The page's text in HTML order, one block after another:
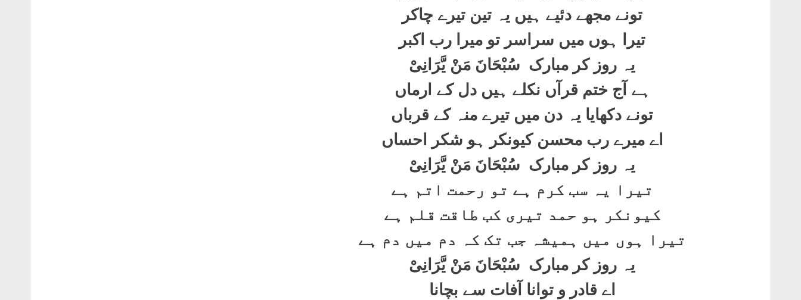
تونے مجھے دئیے ہیں یہ تین تیرے چاکر
تیرا ہوں میں سراسر تو میرا رب اکبر
یہ روز کر مبارک سُبْحَانَ مَنْ یَّرَانِیْ
ہے آج ختم قرآں نکلے ہیں دل کے ارماں
تونے دکھایا یہ دن میں تیرے منہ کے قرباں
اے میرے رب محسن کیونکر ہو شکر احساں
یہ روز کر مبارک سُبْحَانَ مَنْ یَّرَانِیْ
تیرا یہ سب کرم ہے تو رحمت اتم ہے
کیونکر ہو حمد تیری کب طاقت قلم ہے
تیرا ہوں میں ہمیشہ جب تک کہ دم میں دم ہے
یہ روز کر مبارک سُبْحَانَ مَنْ یَّرَانِیْ
اے قادر و توانا آفات سے بچانا